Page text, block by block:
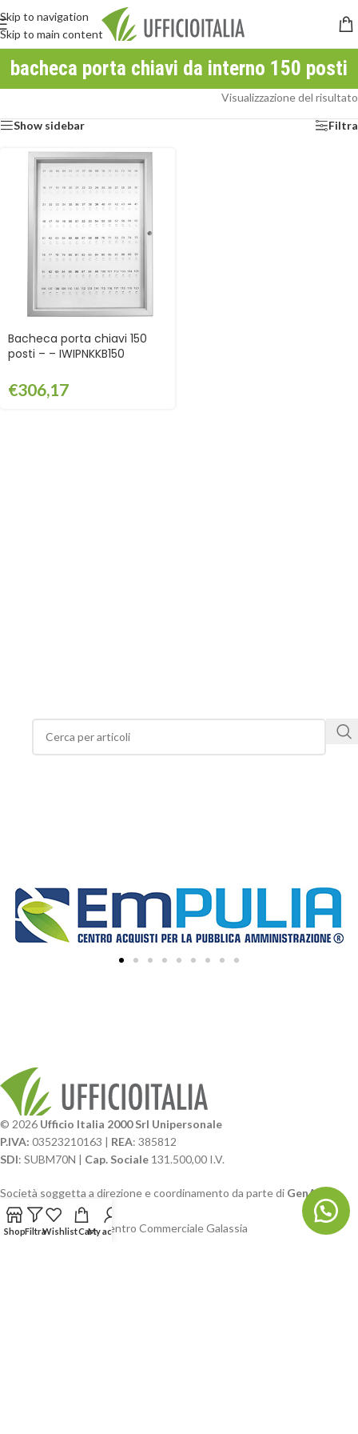
Skip to navigation
Skip to main content
bacheca porta chiavi da interno 150 posti
Visualizzazione del risultato
Show sidebar Filtra
Bacheca porta chiavi 150
posti – – IWIPNKKB150
€306,17
© 2026 Ufficio Italia 2000 Srl Unipersonale
P.IVA: 03523210163 | REA: 385812
SDI: SUBM70N | Cap. Sociale 131.500,00 I.V.
Società soggetta a direzione e coordinamento da parte di GenALFA
Holding srl
Via A. Ponti n. 4 – Centro Commerciale Galassia
ShopFiltraWishlistCartMy account